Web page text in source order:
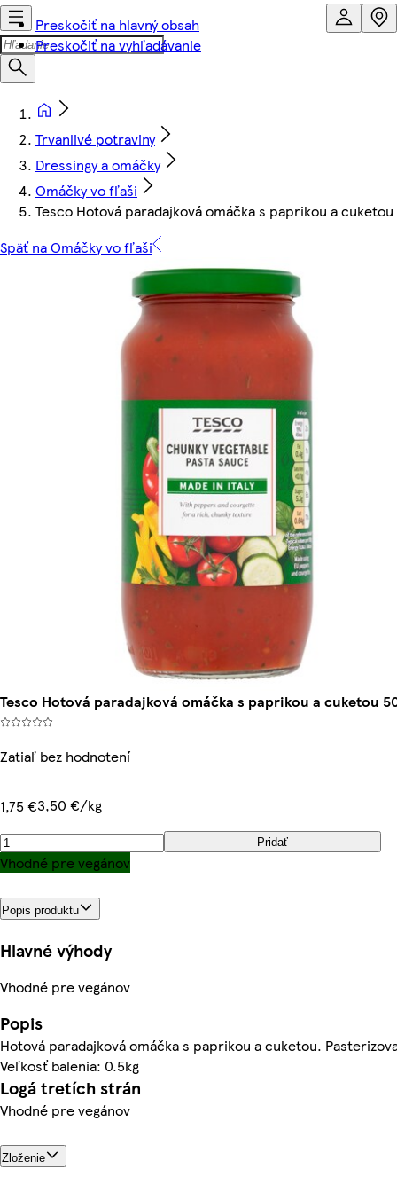
Preskočiť na hlavný obsah
Preskočiť na vyhľadávanie
Trvanlivé potraviny
Dressingy a omáčky
Omáčky vo fľaši
Tesco Hotová paradajková omáčka s paprikou a
Späť na Omáčky vo fľaši
Tesco Hotová paradajková omáčka s paprikou a cuketou
Zatiaľ bez hodnotení
1,75 €3,50 €/kg
Pridať
Vhodné pre vegánov
Popis produktu
Hlavné výhody
Vhodné pre vegánov
Popis
Hotová paradajková omáčka s paprikou a cuketou.
Veľkosť balenia: 0.5kg
Logá tretích strán
Vhodné pre vegánov
Zloženie